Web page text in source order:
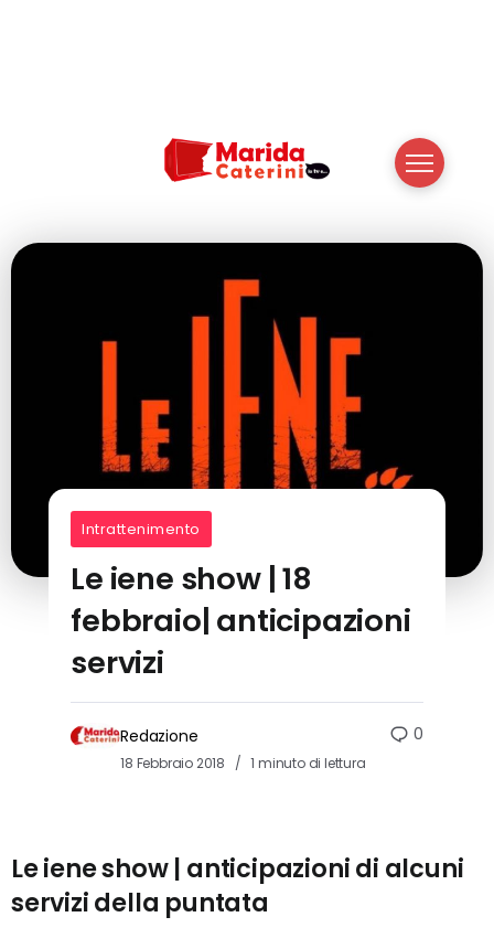
Intrattenimento
Le iene show | 18
febbraio| anticipazioni
servizi
Redazione
18 Febbraio 2018 1 minuto di lettura
0
Le iene show | anticipazioni di alcuni
servizi della puntata